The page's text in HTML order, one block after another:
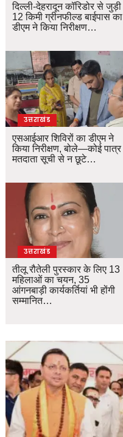
दिल्ली-देहरादून कॉरिडोर से जुड़ी
12 किमी ग्रीनफील्ड बाईपास का
डीएम ने किया निरीक्षण…
उत्तराखंड
एसआईआर शिविरों का डीएम ने
किया निरीक्षण, बोले—कोई पात्र
मतदाता सूची से न छूटे…
उत्तराखंड
तीलू रौतेली पुरस्कार के लिए 13
महिलाओं का चयन, 35
आंगनबाड़ी कार्यकर्तियां भी होंगी
सम्मानित…